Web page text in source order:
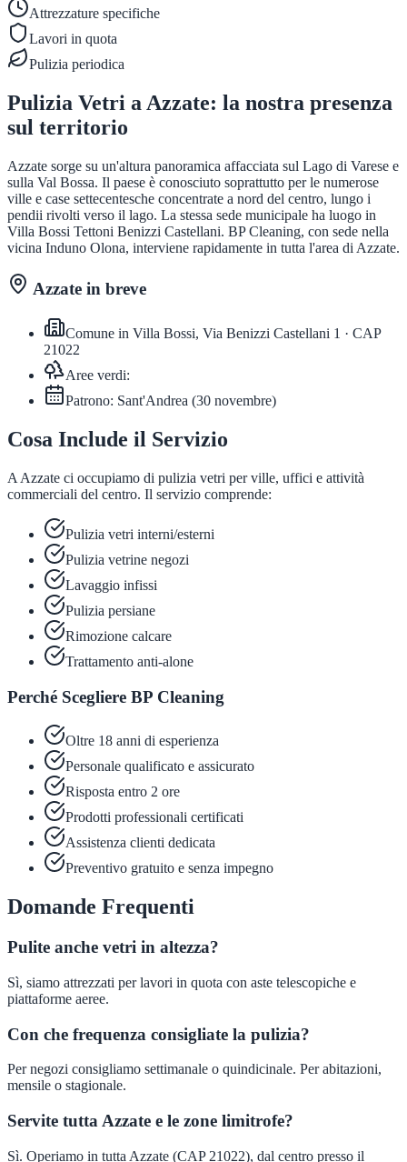
Attrezzature specifiche
Lavori in quota
Pulizia periodica
Pulizia Vetri a Azzate: la nostra presenza
sul territorio
Azzate sorge su un'altura panoramica affacciata sul Lago di Varese e
sulla Val Bossa. Il paese è conosciuto soprattutto per le numerose
ville e case settecentesche concentrate a nord del centro, lungo i
pendii rivolti verso il lago. La stessa sede municipale ha luogo in
Villa Bossi Tettoni Benizzi Castellani. BP Cleaning, con sede nella
vicina Induno Olona, interviene rapidamente in tutta l'area di Azzate.
Azzate in breve
Comune in Villa Bossi, Via Benizzi Castellani 1 · CAP
21022
Aree verdi:
Patrono: Sant'Andrea (30 novembre)
Cosa Include il Servizio
A Azzate ci occupiamo di pulizia vetri per ville, uffici e attività
commerciali del centro. Il servizio comprende:
Pulizia vetri interni/esterni
Pulizia vetrine negozi
Lavaggio infissi
Pulizia persiane
Rimozione calcare
Trattamento anti-alone
Perché Scegliere BP Cleaning
Oltre 18 anni di esperienza
Personale qualificato e assicurato
Risposta entro 2 ore
Prodotti professionali certificati
Assistenza clienti dedicata
Preventivo gratuito e senza impegno
Domande Frequenti
Pulite anche vetri in altezza?
Sì, siamo attrezzati per lavori in quota con aste telescopiche e
piattaforme aeree.
Con che frequenza consigliate la pulizia?
Per negozi consigliamo settimanale o quindicinale. Per abitazioni,
mensile o stagionale.
Servite tutta Azzate e le zone limitrofe?
Sì. Operiamo in tutta Azzate (CAP 21022), dal centro presso il